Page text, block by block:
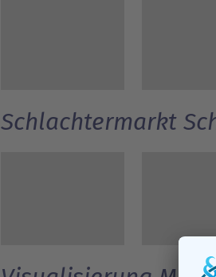
Schlachtermarkt